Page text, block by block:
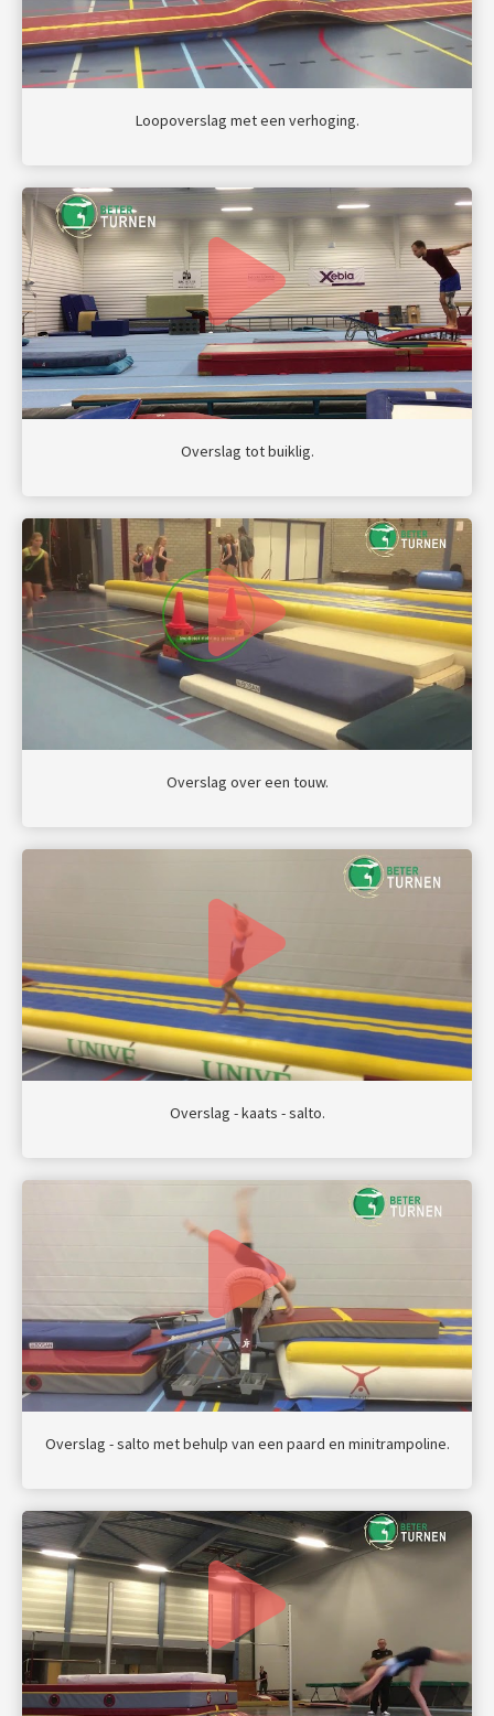
Loopoverslag met een verhoging.
Overslag tot buiklig.
Overslag over een touw.
Overslag - kaats - salto.
Overslag - salto met behulp van een paard en minitrampoline.